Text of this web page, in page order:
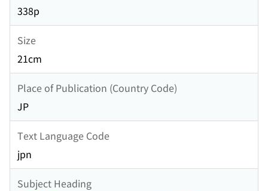
338p
Size
21cm
Place of Publication (Country Code)
JP
Text Language Code
jpn
Subject Heading